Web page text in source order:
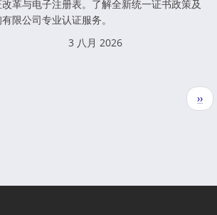
革与电子注册表。了解全新统一证书政策及
限公司专业认证服务。
3 八月 2026
下
一
››